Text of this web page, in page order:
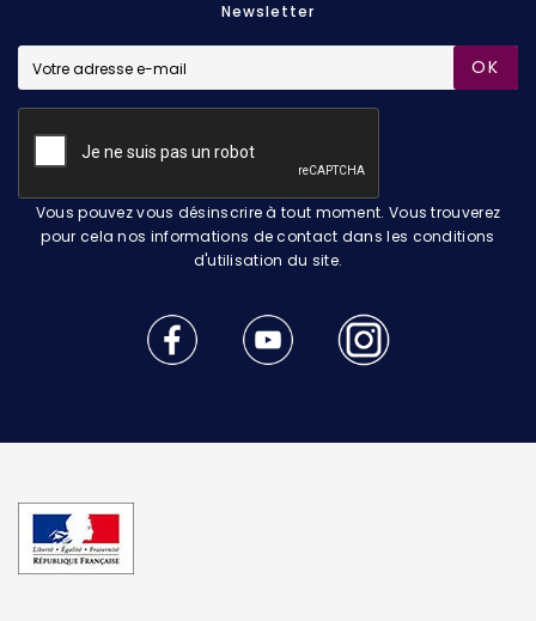
Newsletter
OK
Vous pouvez vous désinscrire à tout moment. Vous trouverez
pour cela nos informations de contact dans les conditions
d'utilisation du site.